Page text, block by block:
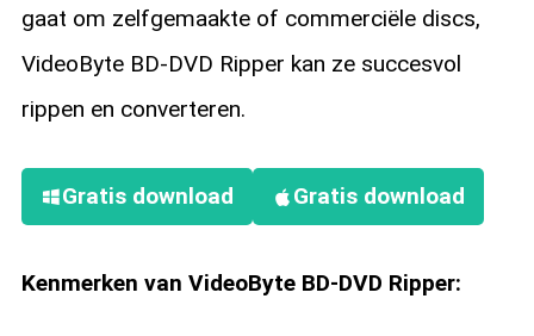
gaat om zelfgemaakte of commerciële discs,
VideoByte BD-DVD Ripper kan ze succesvol
rippen en converteren.
Gratis download Gratis download
Kenmerken van VideoByte BD-DVD Ripper: